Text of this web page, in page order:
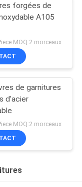
forgées de
A105
MOQ:2 morceaux
de garnitures
d'acier
MOQ:2 morceaux